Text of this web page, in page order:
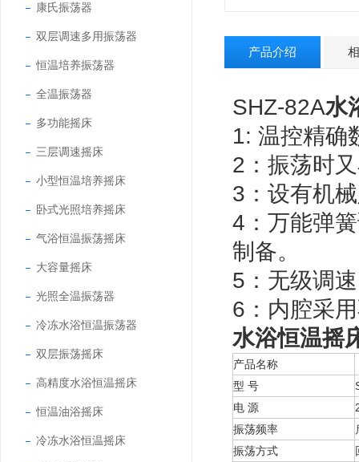
康氏振荡器
双层调速多用振荡器
恒温培养振荡器
全温振荡器
多功能摇床
三层调速摇床
小型恒温培养摇床
卧式光照培养摇床
气浴恒温振荡摇床
大容量摇床
光照全温振荡器
冷冻水浴恒温振荡器
双层振荡摇床
高精度水浴恒温摇床
恒温油浴摇床
冷冻水浴恒温摇床
产品介绍
SHZ-82A水
1: 温控精确
2：振荡时
3：设有机
4：万能弹
制备。
5：无级调
6：内腔采
水浴恒温摇
产品名称
型 号
电 源
振荡频率
振荡方式